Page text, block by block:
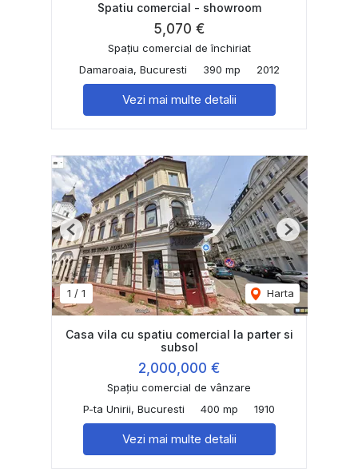
Spatiu comercial - showroom
5,070 €
Spațiu comercial de închiriat
Damaroaia, Bucuresti
390 mp 2012
Vezi mai multe detalii
1 / 1 Harta
Previous Next
Casa vila cu spatiu comercial la parter si
subsol
2,000,000 €
Spațiu comercial de vânzare
P-ta Unirii, Bucuresti
400 mp 1910
Vezi mai multe detalii